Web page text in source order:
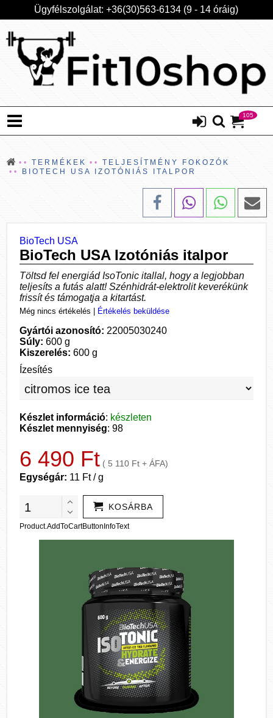
Ügyfélszolgálat: +36(30)563-6134 (9 - 14 óráig)
105
TERMÉKEK
TELJESÍTMÉNY FOKOZÓK
BIOTECH USA IZOTÓNIÁS ITALPOR
BioTech USA
BioTech USA Izotóniás italpor
Töltsd fel energiád IsoTonic itallal, hogy a legjobban
teljesíts a futás alatt! Szénhidrát-elektrolit keverékünk
frissít és támogatja a kitartást.
Még nincs értékelés Értékelés beküldése
Gyártói azonosító: 22005030240
Súly: 600 g
Kiszerelés: 600 g
Ízesítés
Készlet információ: készleten
Készlet mennyiség: 98
6 490 Ft ( 5 110 Ft + ÁFA)
Egységár: 11 Ft / g
KOSÁRBA
Product.AddToCartButtonInfoText